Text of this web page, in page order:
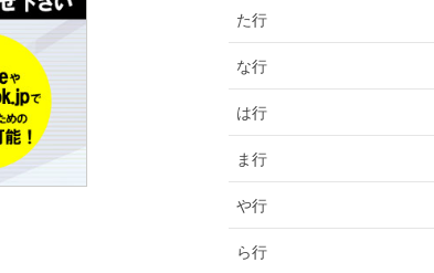
た行
な行
は行
ま行
や行
ら行